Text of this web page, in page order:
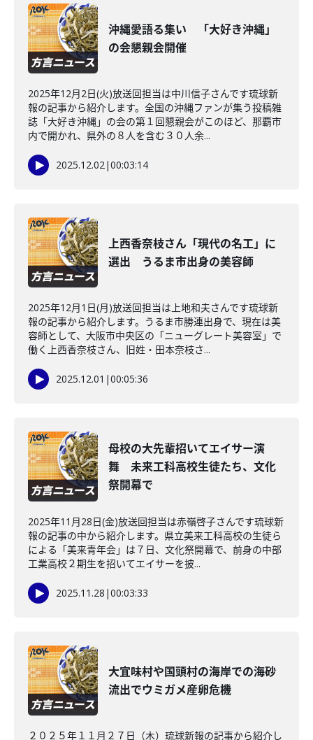
沖縄愛語る集い 「大好き沖縄」
の会懇親会開催
2025年12月2日(火)放送回担当は中川信子さんです琉球新
報の記事から紹介します。全国の沖縄ファンが集う投稿雑
誌「大好き沖縄」の会の第１回懇親会がこのほど、那覇市
内で開かれ、県外の８人を含む３０人余...
2025.12.02|00:03:14
上西香奈枝さん「現代の名工」に
選出 うるま市出身の美容師
2025年12月1日(月)放送回担当は上地和夫さんです琉球新
報の記事から紹介します。うるま市勝連出身で、現在は美
容師として、大阪市中央区の「ニューグレート美容室」で
働く上西香奈枝さん、旧姓・田本奈枝さ...
2025.12.01 |00:05:36
母校の大先輩招いてエイサー演
舞 未来工科高校生徒たち、文化
祭開幕で
2025年11月28日(金)放送回担当は赤嶺啓子さんです琉球新
報の記事の中から紹介します。県立美来工科高校の生徒ら
による「美来青年会」は７日、文化祭開幕で、前身の中部
工業高校２期生を招いてエイサーを披...
2025.11.28 |00:03:33
大宜味村や国頭村の海岸での海砂
流出でウミガメ産卵危機
２０２５年１１月２７日（木）琉球新報の記事から紹介し